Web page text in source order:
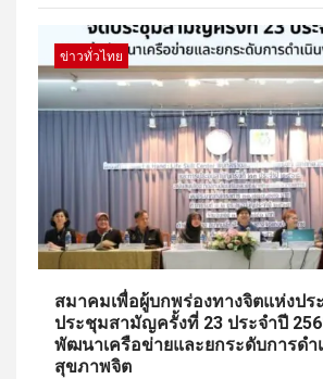
ข่าวทั่วไทย
สมาคมเพื่อผู้บกพร่องทางจิตแห่งปร
ประชุมสามัญครั้งที่ 23 ประจำปี
พัฒนาเครือข่ายและยกระดับการดำ
สุขภาพจิต